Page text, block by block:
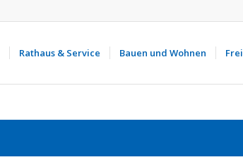
Rathaus & Service Bauen und Wohnen